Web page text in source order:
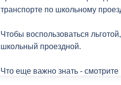
транспорте по школьному
Чтобы воспользоваться
школьный проездной.
Что еще важно знать - смотрите